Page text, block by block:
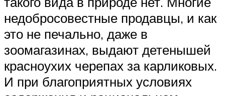
недобросовестные продавцы, и как
это не печально, даже в
зоомагазинах, выдают детенышей
красноухих черепах за карликовых.
И при благоприятных условиях